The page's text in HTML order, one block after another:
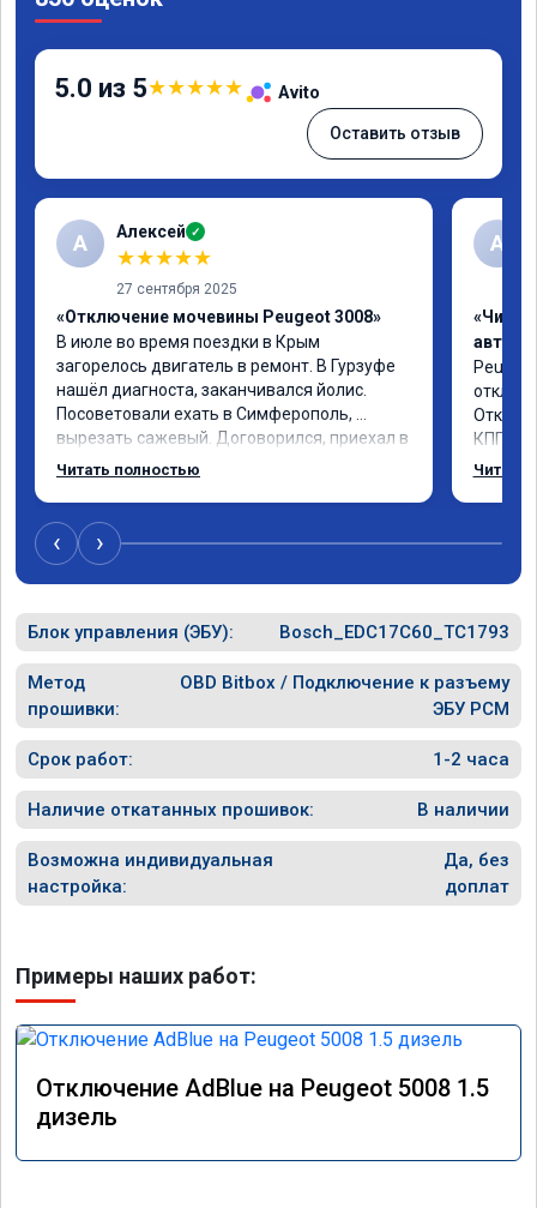
5.0 из 5★★★★★ Avito
Оставить отзыв
А Алексей ✓
★★★★★
27 сентября 2025
«Отключение мочевины Peugeot 3008»
В июле во время поездки в Крым
загорелось двигатель в ремонт. В Гурзуфе
нашёл диагноста, заканчивался йолис.
Посоветовали ехать в Симферополь,
вырезать сажевый. Договорился, приехал в
тот же день, в течение 4-х часов удалили,
Машина поехала намного шустрее,
поначалу смущал чёрный дым при пуске
двигателя и резком нажатии на педаль
газа, привык. Всё таки дизель. Два месяца
3008 2-поколение дизель 2,0 литра.
Читать полностью
А
«Чип
Отклик
КПП,
Читать
‹ ›
Блок управления (ЭБУ): Bosch_EDC17C60_TC1793
Метод
прошивки:
OBD Bitbox / Подключение к разъему
ЭБУ PCM
Срок работ: 1-2 часа
Наличие откатанных прошивок: В наличии
Возможна индивидуальная
настройка:
Да, без
доплат
Примеры наших работ:
Отключение AdBlue на Peugeot 5008 1.5
дизель